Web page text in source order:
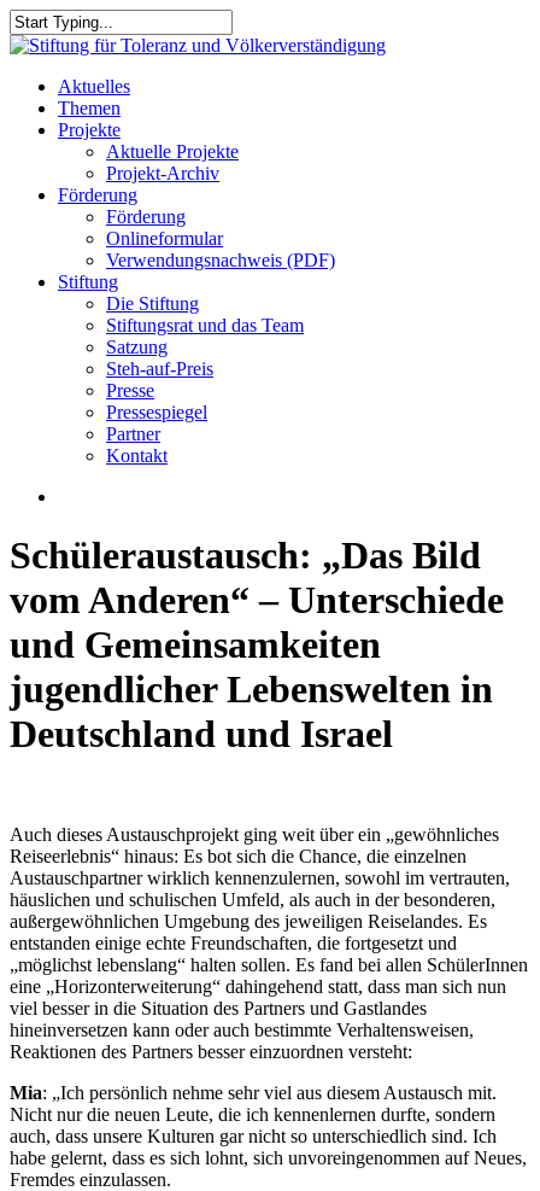
Skip
to
content
Close
search
Menu
Aktuelles
Themen
Projekte
Aktuelle Projekte
Projekt-Archiv
Förderung
Förderung
Onlineformular
Verwendungsnachweis (PDF)
Stiftung
Die Stiftung
Stiftungsrat und das Team
Satzung
Steh-auf-Preis
Presse
Pressespiegel
Partner
Kontakt
Schüleraustausch: „Das Bild
vom Anderen“ – Unterschiede
und Gemeinsamkeiten
jugendlicher Lebenswelten in
Deutschland und Israel
Auch dieses Austauschprojekt ging weit über ein „gewöhnliches
Reiseerlebnis“ hinaus: Es bot sich die Chance, die einzelnen
Austauschpartner wirklich kennenzulernen, sowohl im vertrauten,
häuslichen und schulischen Umfeld, als auch in der besonderen,
außergewöhnlichen Umgebung des jeweiligen Reiselandes. Es
entstanden einige echte Freundschaften, die fortgesetzt und
„möglichst lebenslang“ halten sollen. Es fand bei allen SchülerInnen
eine „Horizonterweiterung“ dahingehend statt, dass man sich nun
viel besser in die Situation des Partners und Gastlandes
hineinversetzen kann oder auch bestimmte Verhaltensweisen,
Reaktionen des Partners besser einzuordnen versteht:
Mia: „Ich persönlich nehme sehr viel aus diesem Austausch mit.
Nicht nur die neuen Leute, die ich kennenlernen durfte, sondern
auch, dass unsere Kulturen gar nicht so unterschiedlich sind. Ich
habe gelernt, dass es sich lohnt, sich unvoreingenommen auf Neues,
Fremdes einzulassen.